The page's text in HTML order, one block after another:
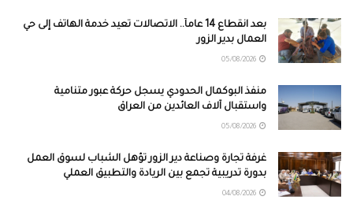
بعد انقطاع 14 عاماً.. الاتصالات تعيد خدمة الهاتف إلى حي
العمال بدير الزور
منفذ البوكمال الحدودي يسجل حركة عبور متنامية
واستقبال آلاف العائدين من العراق
غرفة تجارة وصناعة دير الزور تؤهل الشباب لسوق العمل
بدورة تدريبية تجمع بين الريادة والتطبيق العملي